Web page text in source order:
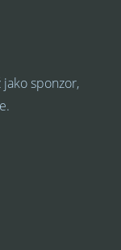
sponzor,